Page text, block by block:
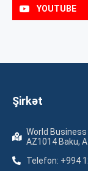
YOUTUBE
Şirkət
World
AZ1014 Baku,
Telefon: +994